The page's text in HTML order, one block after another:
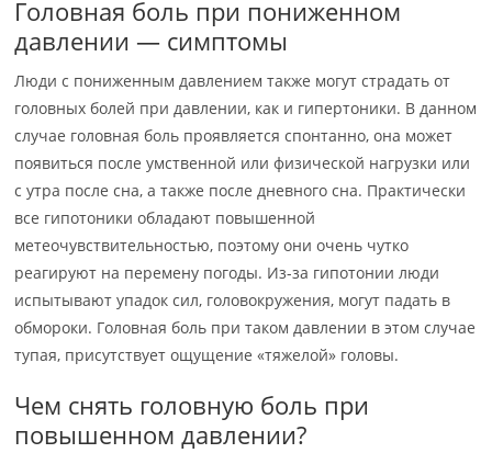
Головная боль при пониженном
давлении — симптомы
Люди с пониженным давлением также могут страдать от
головных болей при давлении, как и гипертоники. В данном
случае головная боль проявляется спонтанно, она может
появиться после умственной или физической нагрузки или
с утра после сна, а также после дневного сна. Практически
все гипотоники обладают повышенной
метеочувствительностью, поэтому они очень чутко
реагируют на перемену погоды. Из-за гипотонии люди
испытывают упадок сил, головокружения, могут падать в
обмороки. Головная боль при таком давлении в этом случае
тупая, присутствует ощущение «тяжелой» головы.
Чем снять головную боль при
повышенном давлении?